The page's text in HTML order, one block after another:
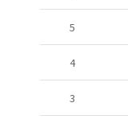
5
4
3